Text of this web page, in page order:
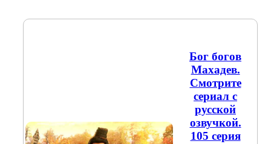
Бог богов
Махадев.
Смотрите
сериал с
русской
озвучкой.
105 серия